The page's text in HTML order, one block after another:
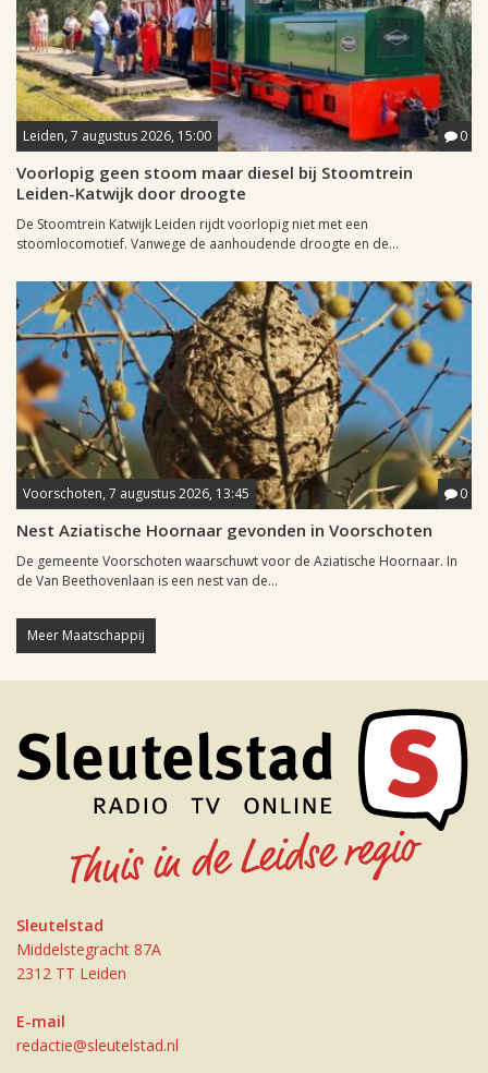
Leiden, 7 augustus 2026, 15:00 0
Voorlopig geen stoom maar diesel bij Stoomtrein
Leiden-Katwijk door droogte
De Stoomtrein Katwijk Leiden rijdt voorlopig niet met een
stoomlocomotief. Vanwege de aanhoudende droogte en de...
Voorschoten, 7 augustus 2026, 13:45 0
Nest Aziatische Hoornaar gevonden in Voorschoten
De gemeente Voorschoten waarschuwt voor de Aziatische Hoornaar. In
de Van Beethovenlaan is een nest van de...
Meer Maatschappij
Sleutelstad
Middelstegracht 87A
2312 TT Leiden
E-mail
redactie@sleutelstad.nl